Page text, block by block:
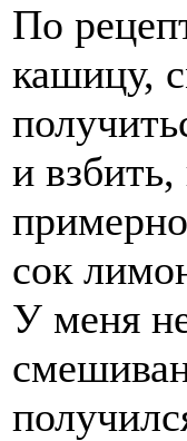
По
кашицу,
и
сок
У меня